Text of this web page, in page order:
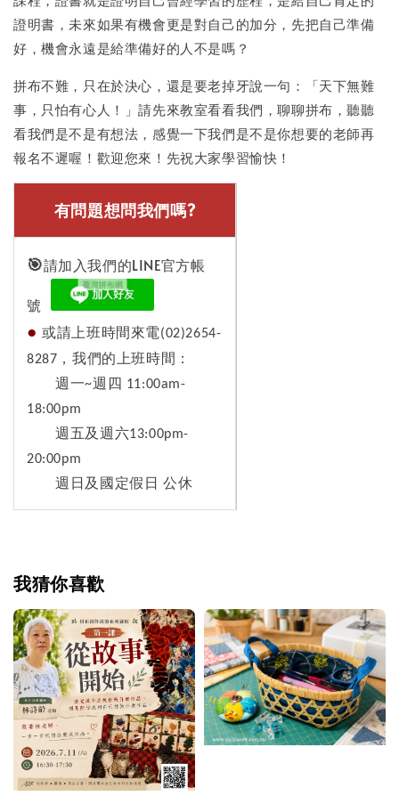
證明書，未來如果有機會更是對自己的加分，先把自己準備
好，機會永遠是給準備好的人不是嗎？
拼布不難，只在於決心，還是要老掉牙說一句：「天下無難
事，只怕有心人！」請先來教室看看我們，聊聊拼布，聽聽
看我們是不是有想法，感覺一下我們是不是你想要的老師再
報名不遲喔！歡迎您來！先祝大家學習愉快！
有問題想問我們嗎?
🎯請加入我們的LINE官方帳
號
● 或請上班時間來電(02)2654-
8287，我們的上班時間：
週一~週四 11:00am-
18:00pm
週五及週六13:00pm-
20:00pm
週日及國定假日 公休
我猜你喜歡